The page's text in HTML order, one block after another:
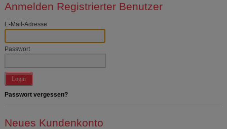
Anmelden Registrierter Benutzer
E-Mail-Adresse
Passwort
Login
Passwort vergessen?
Neues Kundenkonto